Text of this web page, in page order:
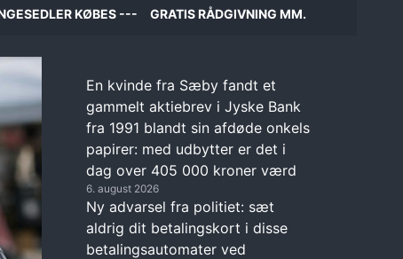
KØBES --- GRATIS RÅDGIVNING MM.
En kvinde fra Sæby fandt et
gammelt aktiebrev i Jyske Bank
fra 1991 blandt sin afdøde onkels
papirer: med udbytter er det i
dag over 405 000 kroner værd
6. august 2026
Ny advarsel fra politiet: sæt
aldrig dit betalingskort i disse
betalingsautomater ved